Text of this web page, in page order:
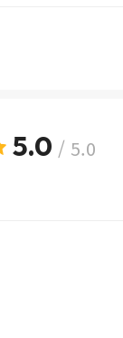
5.0 / 5.0